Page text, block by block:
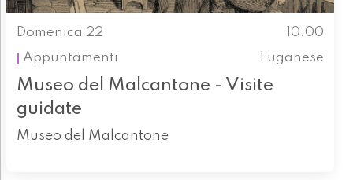
Domenica 22
10.00
Appuntamenti
Luganese
Museo del Malcantone - Visite
guidate
Museo del Malcantone